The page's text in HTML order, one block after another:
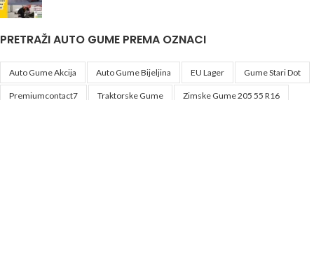
PRETRAŽI AUTO GUME PREMA OZNACI
Auto Gume Akcija Auto Gume Bijeljina EU Lager Gume Stari Dot
Premiumcontact7 Traktorske Gume Zimske Gume 205 55 R16